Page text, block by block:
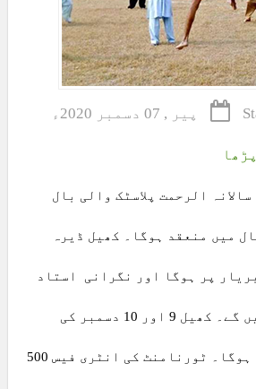
پیر , 07 دسمبر 2020ء
الرحمت پلاسٹک والی بال
میں منعقد ہوگا۔ کھیل ڈیرہ
پر ہوگا اور نگرانی استاد
اختر خان بلوچ کریں گے۔ کھیل 9 اور 10 دسمبر کی
تاریخوں کو منعقد ہوگا۔ ٹورنامنٹ کی انٹری فیس 500